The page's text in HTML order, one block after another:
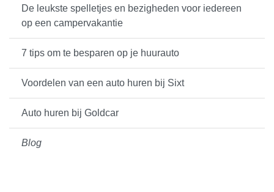
De leukste spelletjes en bezigheden voor iedereen
op een campervakantie
7 tips om te besparen op je huurauto
Voordelen van een auto huren bij Sixt
Auto huren bij Goldcar
Blog